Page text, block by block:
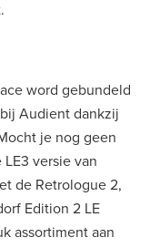
word gebundeld
Audient dankzij
je nog geen
versie van
de Retrologue 2,
Edition 2 LE
assortiment aan